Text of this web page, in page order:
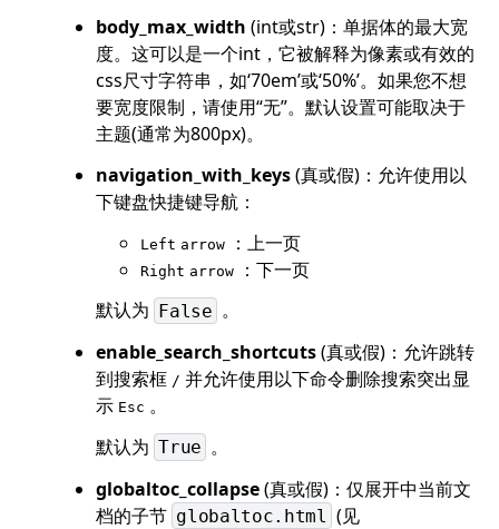
body_max_width (int或str)：单据体的最大宽
度。这可以是一个int，它被解释为像素或有效的
css尺寸字符串，如‘70em’或‘50%’。如果您不想
要宽度限制，请使用“无”。默认设置可能取决于
主题(通常为800px)。
navigation_with_keys(真或假)：允许使用以
下键盘快捷键导航：
Left arrow ：上一页
Right arrow
：下一页
默认为 False 。
enable_search_shortcuts(真或假)：允许跳转
到搜索框 / 并允许使用以下命令删除搜索突出显
示 Esc 。
默认为 True 。
globaltoc_collapse(真或假)：仅展开中当前文
档的子节 globaltoc.html (见